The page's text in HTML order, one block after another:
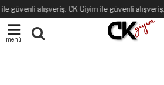
güvenli alışveriş. CK Giyim ile güvenli alışveriş.
menü